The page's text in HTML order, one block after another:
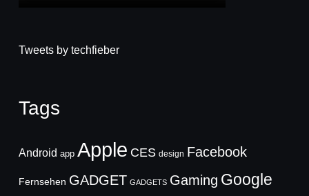
Tweets by techfieber
Tags
Android app Apple CES design Facebook
Fernsehen GADGET GADGETS Gaming Google